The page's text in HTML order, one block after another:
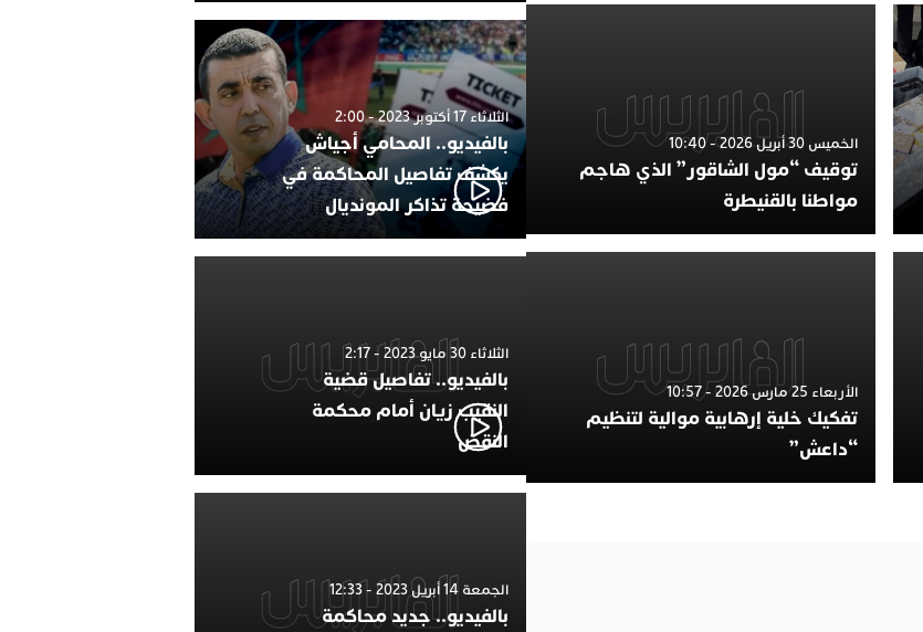
الخميس 30 أبريل 2026 - 10:40
توقيف “مول الشاقور” الذي هاجم
مواطنا بالقنيطرة
الأربعاء 25 مارس 2026 - 10:57
تفكيك خلية إرهابية موالية لتنظيم
“داعش”
الثلاثاء 17 أكتوبر 2023 - 2:00
بالفيديو.. المحامي أجياش
يكشف تفاصيل المحاكمة في
فضيحة تذاكر المونديال
الثلاثاء 30 مايو 2023 - 2:17
بالفيديو.. تفاصيل قضية
النقيب زيان أمام محكمة
النقض
الجمعة 14 أبريل 2023 - 12:33
بالفيديو.. جديد محاكمة